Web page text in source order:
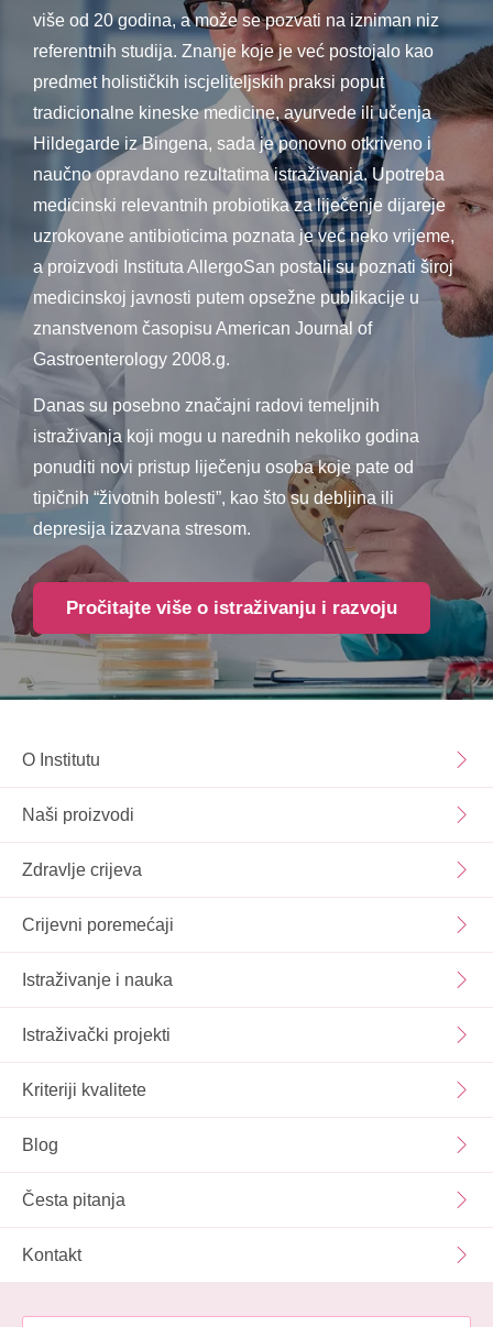
više od 20 godina, a može se pozvati na izniman niz
referentnih studija. Znanje koje je već postojalo kao
predmet holističkih iscjeliteljskih praksi poput
tradicionalne kineske medicine, ayurvede ili učenja
Hildegarde iz Bingena, sada je ponovno otkriveno i
naučno opravdano rezultatima istraživanja. Upotreba
medicinski relevantnih probiotika za liječenje dijareje
uzrokovane antibioticima poznata je već neko vrijeme,
a proizvodi Instituta AllergoSan postali su poznati široj
medicinskoj javnosti putem opsežne publikacije u
znanstvenom časopisu American Journal of
Gastroenterology 2008.g.
Danas su posebno značajni radovi temeljnih
istraživanja koji mogu u narednih nekoliko godina
ponuditi novi pristup liječenju osoba koje pate od
tipičnih “životnih bolesti”, kao što su debljina ili
depresija izazvana stresom.
Pročitajte više o istraživanju i razvoju
O Institutu
Naši proizvodi
Zdravlje crijeva
Crijevni poremećaji
Istraživanje i nauka
Istraživački projekti
Kriteriji kvalitete
Blog
Česta pitanja
Kontakt